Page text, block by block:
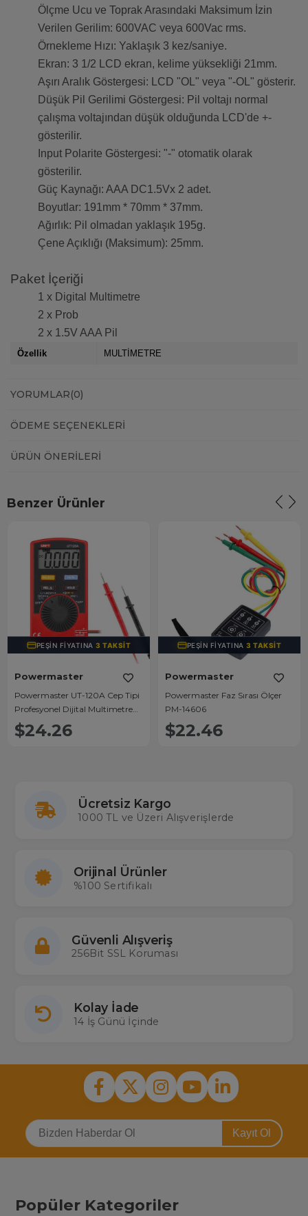
Ölçme Ucu ve Toprak Arasındaki Maksimum İzin
Verilen Gerilim: 600VAC veya 600Vac rms.
Örnekleme Hızı: Yaklaşık 3 kez/saniye.
Ekran: 3 1/2 LCD ekran, kelime yüksekliği 21mm.
Aşırı Aralık Göstergesi: LCD "OL" veya "-OL" gösterir.
Düşük Pil Gerilimi Göstergesi: Pil voltajı normal
çalışma voltajından düşük olduğunda LCD'de +-
gösterilir.
Input Polarite Göstergesi: "-" otomatik olarak
gösterilir.
Güç Kaynağı: AAA DC1.5Vx 2 adet.
Boyutlar: 191mm * 70mm * 37mm.
Ağırlık: Pil olmadan yaklaşık 195g.
Çene Açıklığı (Maksimum): 25mm.
Paket İçeriği
1 x Digital Multimetre
2 x Prob
2 x 1.5V AAA Pil
Özellik MULTİMETRE
YORUMLAR(0)
ÖDEME SEÇENEKLERI
ÜRÜN ÖNERILERI
Benzer Ürünler
PEŞIN FIYATINA3 TAKSIT
Powermaster
Powermaster UT-120A Cep Tipi
Profesyonel Dijital Multimetre
Ölçü Aleti
$24.26
PEŞIN FIYATINA3 TAKSIT
Powermaster
Powermaster Faz Sırası Ölçer
PM-14606
$22.46
Ücretsiz Kargo
1000 TL ve Üzeri Alışverişlerde
Orijinal Ürünler
%100 Sertifikalı
Güvenli Alışveriş
256Bit SSL Koruması
Kolay İade
14 İş Günü İçinde
Kayıt Ol
Popüler Kategoriler